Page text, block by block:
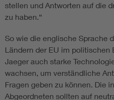
stellen und Antworten auf die
zu haben.“
So wie die englische Sprache
Ländern der EU im politischen
Jaeger auch starke
wachsen, um verständliche
Fragen geben zu können. Die
Abgeordneten sollten auf